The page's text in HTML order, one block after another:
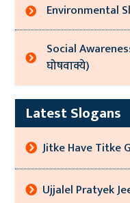
Environmental
Social
घोषवाक्ये)
Latest Slogans
Jitke Have Titke
Ujjalel Pratyek